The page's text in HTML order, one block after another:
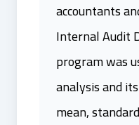
accountants
Internal Audit
program was
analysis and
mean,